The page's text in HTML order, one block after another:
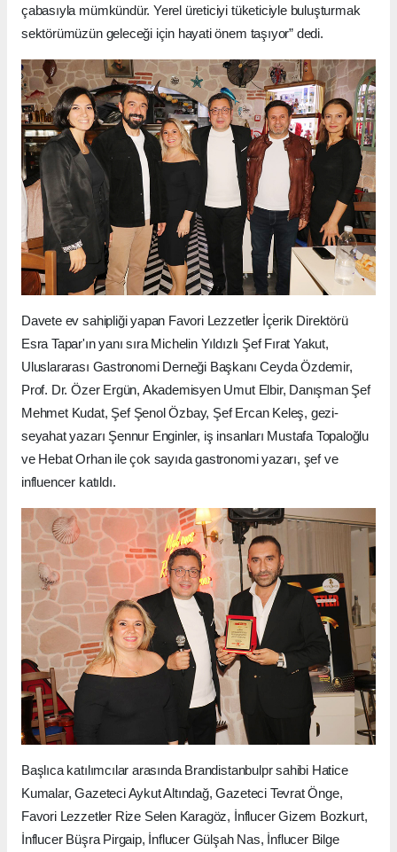
çabasıyla mümkündür. Yerel üreticiyi tüketiciyle buluşturmak
sektörümüzün geleceği için hayati önem taşıyor” dedi.
Davete ev sahipliği yapan Favori Lezzetler İçerik Direktörü
Esra Tapar'ın yanı sıra Michelin Yıldızlı Şef Fırat Yakut,
Uluslararası Gastronomi Derneği Başkanı Ceyda Özdemir,
Prof. Dr. Özer Ergün, Akademisyen Umut Elbir, Danışman Şef
Mehmet Kudat, Şef Şenol Özbay, Şef Ercan Keleş, gezi-
seyahat yazarı Şennur Enginler, iş insanları Mustafa Topaloğlu
ve Hebat Orhan ile çok sayıda gastronomi yazarı, şef ve
influencer katıldı.
Başlıca katılımcılar arasında Brandistanbulpr sahibi Hatice
Kumalar, Gazeteci Aykut Altındağ, Gazeteci Tevrat Önge,
Favori Lezzetler Rize Selen Karagöz, İnflucer Gizem Bozkurt,
İnflucer Büşra Pirgaip, İnflucer Gülşah Nas, İnflucer Bilge